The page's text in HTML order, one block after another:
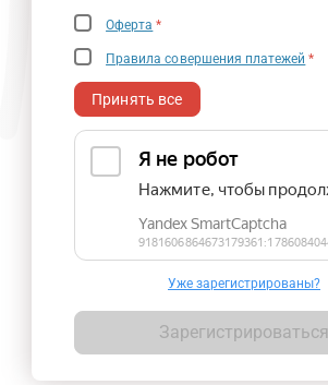
Оферта *
Правила совершения платежей *
Принять все
Уже зарегистрированы?
Зарегистрироваться